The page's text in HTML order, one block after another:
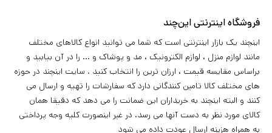
فروشگاه اینترنتی این‌چند
اینچند یک بازار اینترنتی است که شما می توانید انواع کالاهای مختلف
مانند لوازم منزل ، لوازم الکترونیک ، مد و پوشاک و ... را در آن بیابید و
براساس مقایسه قیمت ، ارزان ترین را انتخاب کنید . سایت اینچند در حوزه
های مختلف کالا تامین کنندگانی دارد که سفارشات را تهیه و ارسال می
کنند و البته اینچند به خریداران این ضمانت را می دهد که دقیقا همان
کالای مورد نظر به دست آنها می رسد. در غیر اینصورت کلیه وجه پرداختی
به همراه هزینه ارسال عودت داده می شود